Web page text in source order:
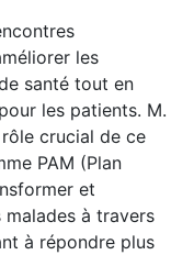
les
santé tout en
les patients. M.
crucial de ce
PAM (Plan
et
à travers
à répondre plus